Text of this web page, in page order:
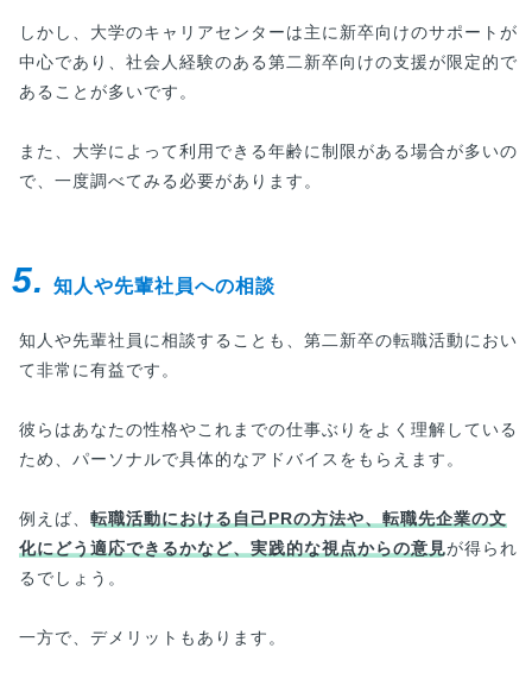
しかし、大学のキャリアセンターは主に新卒向けのサポートが
中心であり、社会人経験のある第二新卒向けの支援が限定的で
あることが多いです。
また、大学によって利用できる年齢に制限がある場合が多いの
で、一度調べてみる必要があります。
5. 知人や先輩社員への相談
知人や先輩社員に相談することも、第二新卒の転職活動におい
て非常に有益です。
彼らはあなたの性格やこれまでの仕事ぶりをよく理解している
ため、パーソナルで具体的なアドバイスをもらえます。
例えば、 転職活動における自己PRの方法や、転職先企業の文
化にどう適応できるかなど、実践的な視点からの意見が得られ
るでしょう。
一方で、デメリットもあります。